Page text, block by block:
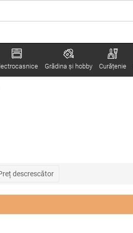
Grădina şi hobby Curățenie
descrescător